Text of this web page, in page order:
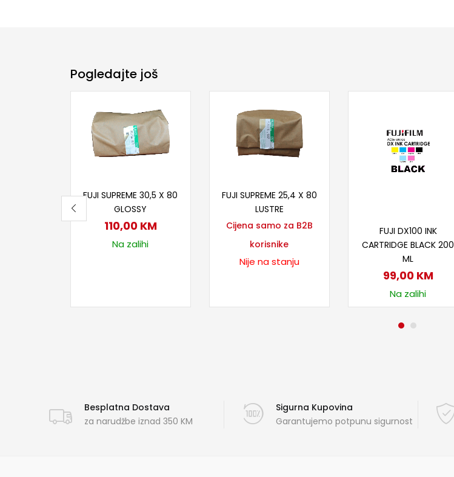
Pogledajte još
FUJI SUPREME 30,5 X 80
GLOSSY
110,00 KM
Na zalihi
FUJI SUPREME 25,4 X 80
LUSTRE
Cijena samo za B2B
korisnike
Nije na stanju
FUJI DX100 INK
CARTRIDGE BLACK 200
ML
99,00 KM
Na zalihi
Besplatna Dostava
za narudžbe iznad 350 KM
Sigurna Kupovina
Garantujemo potpunu sigurnost